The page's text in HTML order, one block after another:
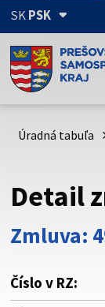
SKPSK
Doména psk.sk
Toto je oficiálna
psk.sk.
Buďte pozorní
cez
vždy začína
Úradná tabuľa
Detail
Zmluva:
Číslo v RZ: